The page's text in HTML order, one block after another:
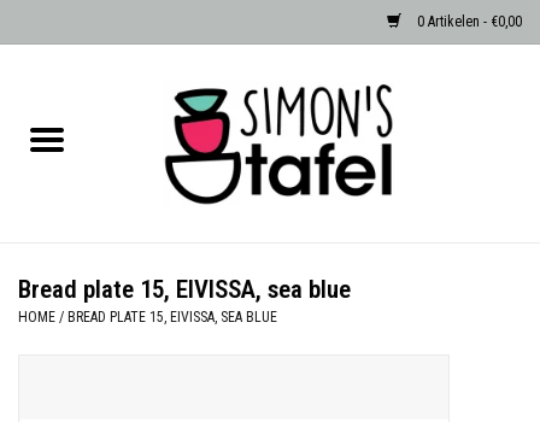
0 Artikelen - €0,00
Albast waxinehouders van Zenza
Bread plate 15, EIVISSA, sea blue
HOME / BREAD PLATE 15, EIVISSA, SEA BLUE